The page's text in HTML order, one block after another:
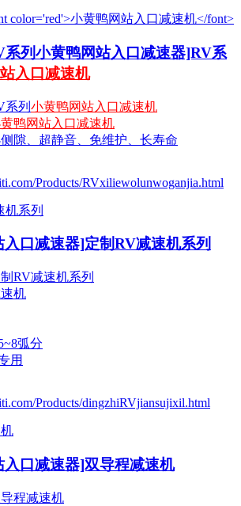
系列小黄鸭网站入口减速器]RV系
入口减速机
系列 小黄鸭网站入口减速机
鸭网站入口减速机
隙、超静音、免维护、长寿命
Products/RVxiliewolunwoganjia.html
口减速器]定制RV减速机系列
RV减速机系列
机
弧分
用
Products/dingzhiRVjiansujixil.html
入口减速器]双导程减速机
程减速机